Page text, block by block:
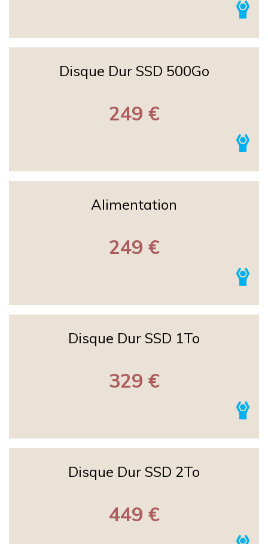
Disque Dur SSD 500Go
249 €
Alimentation
249 €
Disque Dur SSD 1To
329 €
Disque Dur SSD 2To
449 €